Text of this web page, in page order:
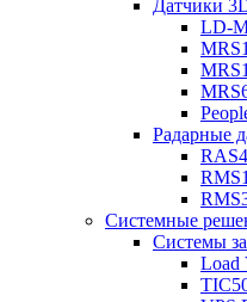
Датчики
LD-
Радарные
Системные
Системы
Load